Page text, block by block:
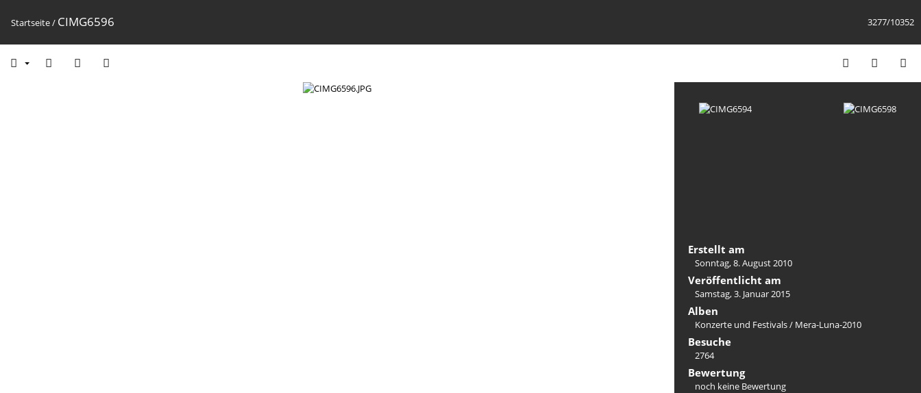
3277/10352
Startseite/ CIMG6596
Erstellt am
Sonntag, 8. August 2010
Veröffentlicht am
Samstag, 3. Januar 2015
Alben
Konzerte und Festivals/ Mera-Luna-2010
Besuche
2764
Bewertung
noch keine Bewertung